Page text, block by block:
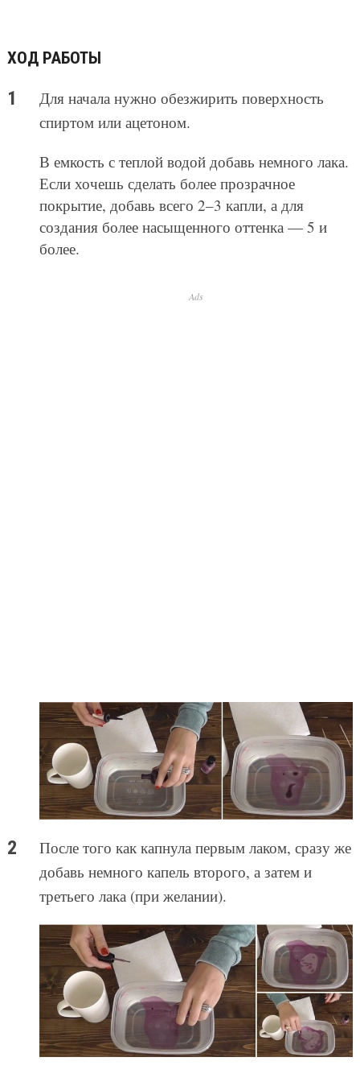
ХОД РАБОТЫ
Для начала нужно обезжирить поверхность
спиртом или ацетоном.
В емкость с теплой водой добавь немного лака.
Если хочешь сделать более прозрачное
покрытие, добавь всего 2–3 капли, а для
создания более насыщенного оттенка — 5 и
более.
Ads
После того как капнула первым лаком, сразу же
добавь немного капель второго, а затем и
третьего лака (при желании).